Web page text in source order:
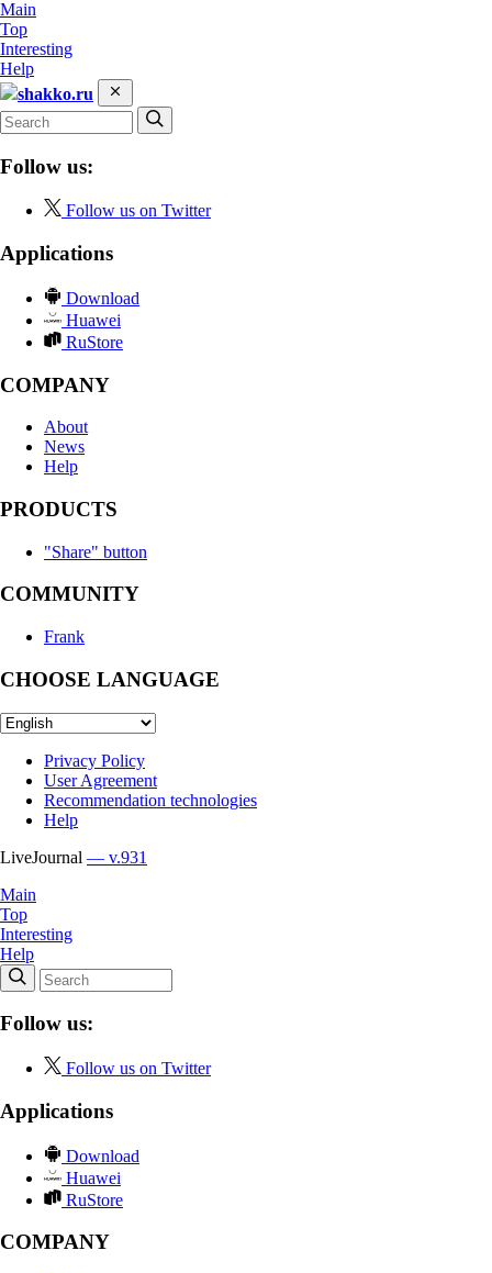
Main
Top
Interesting
Help
shakko.ru
Follow us:
Follow us on Twitter
Applications
Download
Huawei
RuStore
COMPANY
About
News
Help
PRODUCTS
"Share" button
COMMUNITY
Frank
CHOOSE LANGUAGE
Privacy Policy
User Agreement
Recommendation technologies
Help
LiveJournal — v.931
Main
Top
Interesting
Help
Follow us:
Follow us on Twitter
Applications
Download
Huawei
RuStore
COMPANY